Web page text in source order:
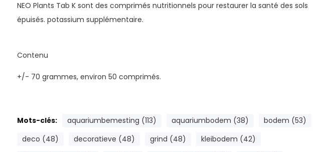
NEO Plants Tab K sont des comprimés nutritionnels pour restaurer la santé des sols
épuisés. potassium supplémentaire.
Contenu
+/- 70 grammes, environ 50 comprimés.
Mots-clés: aquariumbemesting (113) aquariumbodem (38)
bodem (53)
deco (48)
decoratieve (48) grind (48)
kleibodem (42)